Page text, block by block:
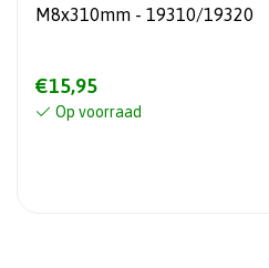
M8x310mm - 19310/19320
€15,95
Op voorraad